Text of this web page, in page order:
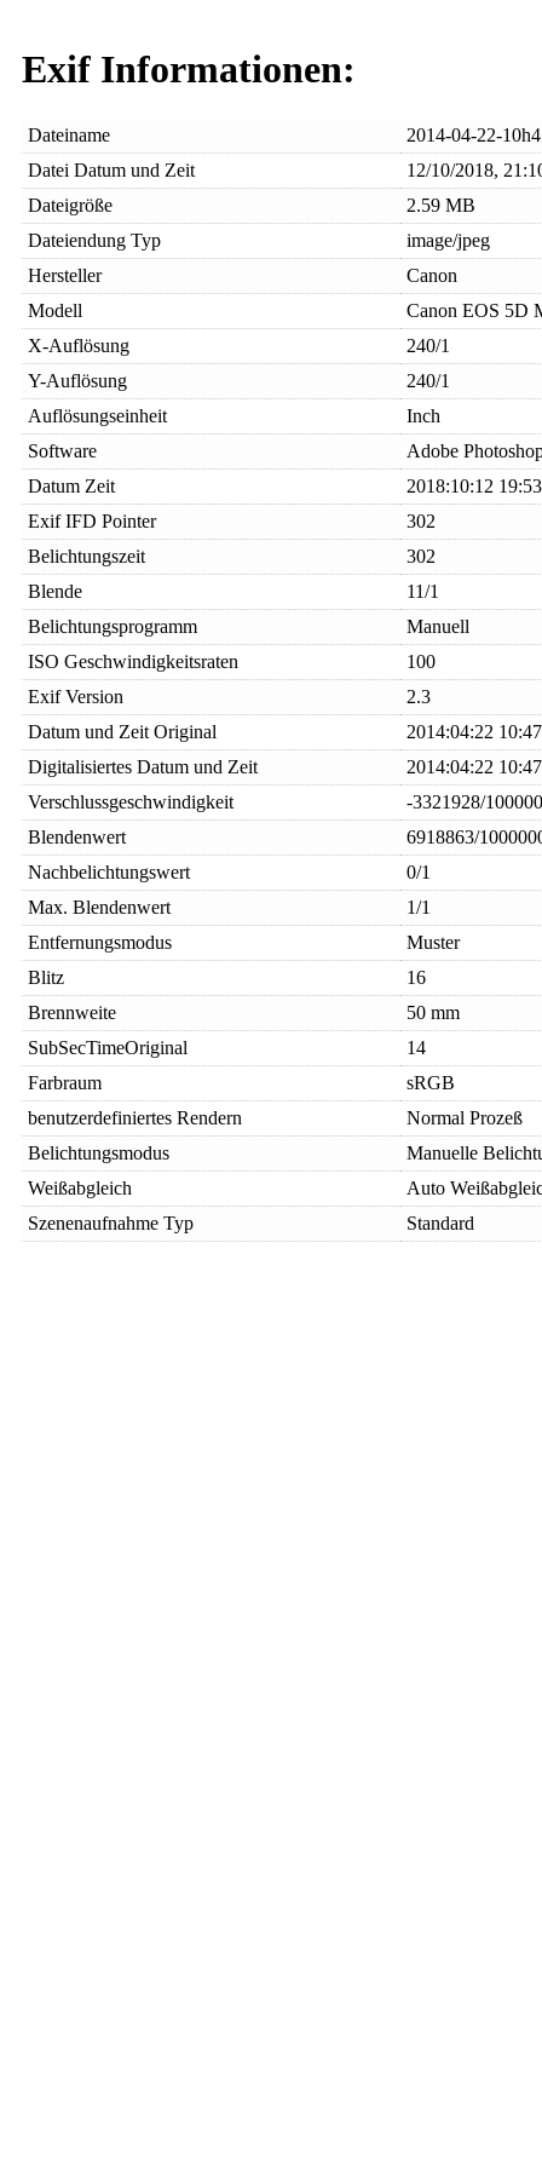
Exif Informationen:
Dateiname
2014-04-22-
Datei Datum und Zeit
12/10/2018,
Dateigröße
2.59 MB
Dateiendung Typ
image/jpeg
Hersteller
Canon
Modell
Canon EOS 5D
X-Auflösung
240/1
Y-Auflösung
240/1
Auflösungseinheit
Inch
Software
Adobe
Datum Zeit
2018:10:12
Exif IFD Pointer
302
Belichtungszeit
302
Blende
11/1
Belichtungsprogramm
Manuell
ISO Geschwindigkeitsraten
100
Exif Version
2.3
Datum und Zeit Original
2014:04:22
Digitalisiertes Datum und Zeit
2014:04:22
Verschlussgeschwindigkeit
-3321928/
Blendenwert
6918863/
Nachbelichtungswert
0/1
Max. Blendenwert
1/1
Entfernungsmodus
Muster
Blitz
16
Brennweite
50 mm
SubSecTimeOriginal
14
Farbraum
sRGB
benutzerdefiniertes Rendern
Normal Prozeß
Belichtungsmodus
Manuelle
Weißabgleich
Auto
Szenenaufnahme Typ
Standard